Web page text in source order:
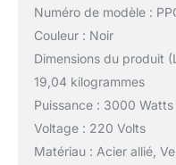
Numéro de modèle :
Couleur : Noir
Dimensions du produit
19,04 kilogrammes
Puissance : 3000 Watts
Voltage : 220 Volts
Matériau : Acier allié,